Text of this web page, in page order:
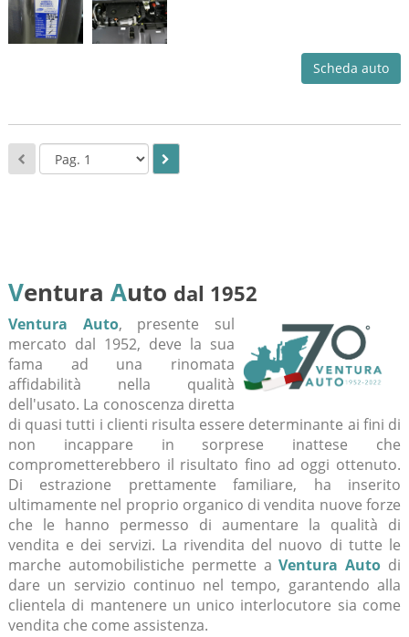
Scheda auto
Ventura Auto dal 1952
Ventura Auto, presente sul
mercato dal 1952, deve la sua
fama ad una rinomata
affidabilità nella qualità
dell'usato. La conoscenza diretta
di quasi tutti i clienti risulta essere determinante ai fini di
non incappare in sorprese inattese che
comprometterebbero il risultato fino ad oggi ottenuto.
Di estrazione prettamente familiare, ha inserito
ultimamente nel proprio organico di vendita nuove forze
che le hanno permesso di aumentare la qualità di
vendita e dei servizi. La rivendita del nuovo di tutte le
marche automobilistiche permette aVentura Auto di
dare un servizio continuo nel tempo, garantendo alla
clientela di mantenere un unico interlocutore sia come
vendita che come assistenza.